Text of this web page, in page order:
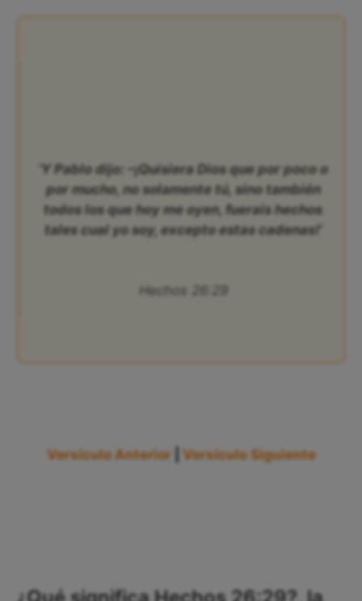
‘Y Pablo dijo: –¡Quisiera Dios que por poco o
por mucho, no solamente tú, sino también
todos los que hoy me oyen, fuerais hechos
tales cual yo soy, excepto estas cadenas!’
Hechos 26:29
Versículo Anterior Versículo Siguiente